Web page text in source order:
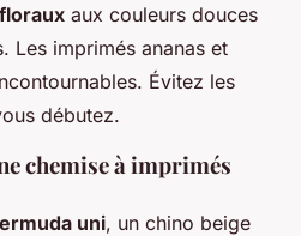
aux couleurs douces
Les imprimés ananas et
Évitez les
débutez.
chemise à imprimés
uni, un chino beige